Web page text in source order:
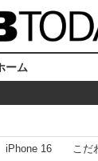
ーム
iPhone 16 こだ